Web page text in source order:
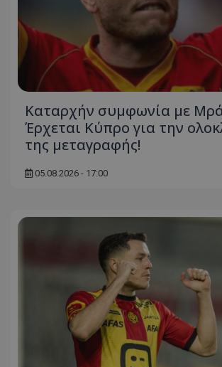
Καταρχήν συμφωνία με
Έρχεται Κύπρο για την
της μεταγραφής!
05.08.2026 - 17:00